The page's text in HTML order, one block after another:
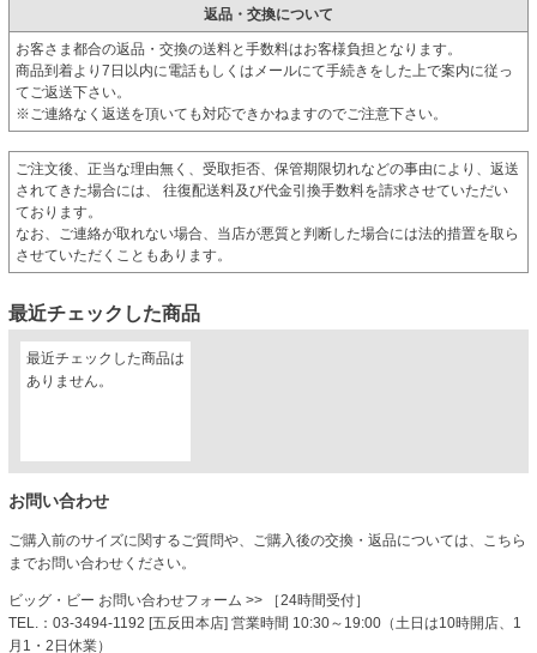
返品・交換について
お客さま都合の返品・交換の送料と手数料はお客様負担となります。
商品到着より7日以内に電話もしくはメールにて手続きをした上で案内に従っ
てご返送下さい。
※ご連絡なく返送を頂いても対応できかねますのでご注意下さい。
ご注文後、正当な理由無く、受取拒否、保管期限切れなどの事由により、返送
されてきた場合には、 往復配送料及び代金引換手数料を請求させていただい
ております。
なお、ご連絡が取れない場合、当店が悪質と判断した場合には法的措置を取ら
させていただくこともあります。
最近チェックした商品
最近チェックした商品は
ありません。
お問い合わせ
ご購入前のサイズに関するご質問や、ご購入後の交換・返品については、こちら
までお問い合わせください。
ビッグ・ビー お問い合わせフォーム >> ［24時間受付］
TEL.：03-3494-1192 [五反田本店] 営業時間 10:30～19:00（土日は10時開店、1
月1・2日休業）